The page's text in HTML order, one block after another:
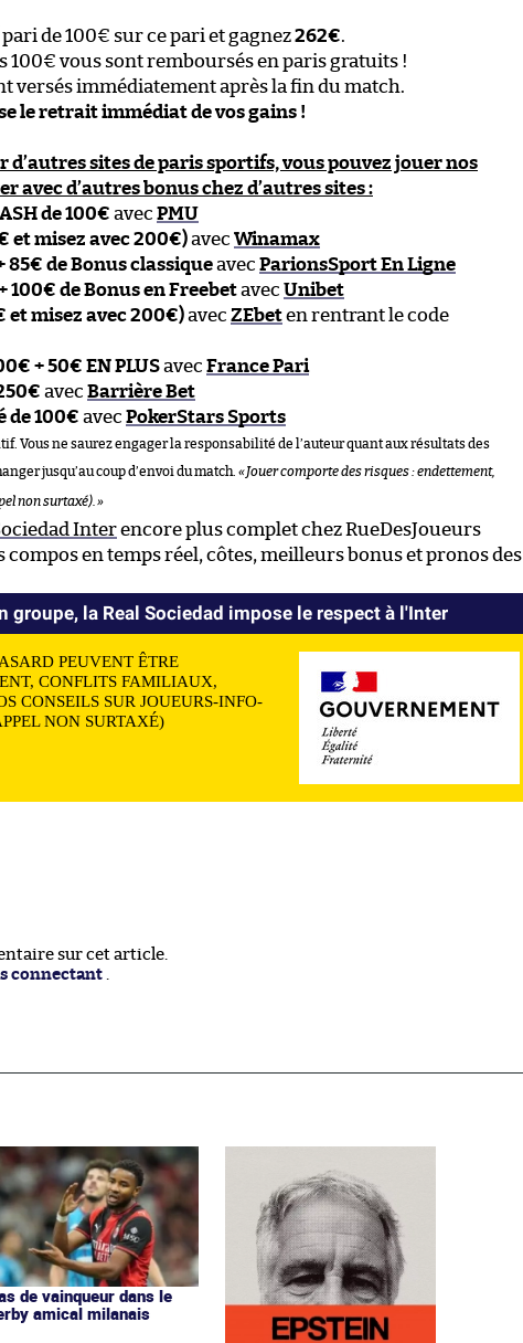
pari de 100€ sur ce pari et gagnez262€.
100€ vous sont remboursés en paris gratuits !
versés immédiatement après la fin du match.
le retrait immédiat de vos gains !
d’autres sites de paris sportifs, vous pouvez jouer nos
avec d’autres bonus chez d’autres sites :
de 100€ avec PMU
et misez avec 200€)avec Winamax
85€ de Bonus classiqueavec ParionsSport En Ligne
100€ de Bonus en Freebetavec Unibet
et misez avec 200€)avec ZEbeten rentrant le code
+ 50€ EN PLUSavec France Pari
avec Barrière Bet
de 100€ avec PokerStars Sports
Vous ne saurez engager la responsabilité de l’auteur quant aux résultats des
jusqu’au coup d’envoi du match. «Jouer comporte des risques : endettement,
non surtaxé). »
Interencore plus complet chez RueDesJoueurs
en temps réel, côtes, meilleurs bonus et pronos des
groupe, la Real Sociedad impose le respect à l'Inter
PEUVENT ÊTRE
CONFLITS FAMILIAUX,
CONSEILS SUR JOUEURS-INFO-
NON SURTAXÉ)
sur cet article.
connectant .
de vainqueur dans le
amical milanais